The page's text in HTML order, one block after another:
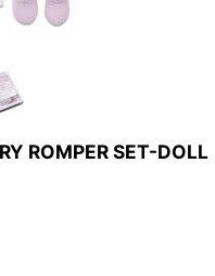
ROMPER SET-DOLL